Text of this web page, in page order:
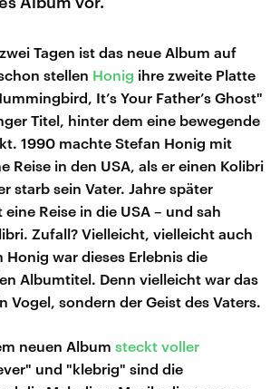
Tagen ist das neue Album auf
stellen Honig ihre zweite Platte
It’s Your Father’s Ghost"
Titel, hinter dem eine bewegende
1990 machte Stefan Honig mit
Reise in den USA, als er einen Kolibri
starb sein Vater. Jahre später
Reise in die USA – und sah
Zufall? Vielleicht, vielleicht auch
Honig war dieses Erlebnis die
Albumtitel. Denn vielleicht war das
Vogel, sondern der Geist des Vaters.
neuen Album steckt voller
und "klebrig" sind die